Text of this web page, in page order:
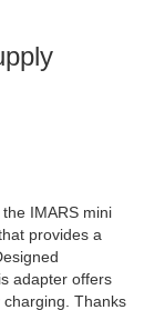
IMARS mini
provides a
adapter offers
Thanks